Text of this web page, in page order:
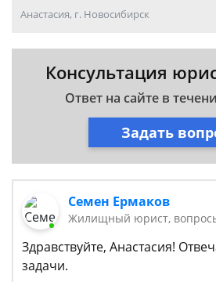
Анастасия, г. Новосибирск
Консультация
Ответ на сайте в
Задать
Семен Ермаков
Жилищный юрист,
Здравствуйте, Анастасия!
задачи.